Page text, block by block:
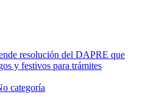
resolución del DAPRE que
y festivos para trámites
categoría